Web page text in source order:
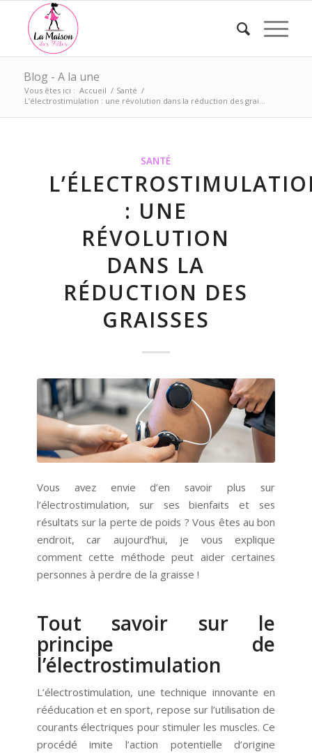
Blog - A la une
Vous êtes ici : Accueil / Santé /
L’électrostimulation : une révolution dans la réduction des grai...
SANTÉ
: UNE
RÉVOLUTION
DANS LA
RÉDUCTION DES
GRAISSES
Vous avez envie d’en savoir plus sur
l’électrostimulation, sur ses bienfaits et ses
résultats sur la perte de poids ? Vous êtes au bon
endroit, car aujourd’hui, je vous explique
comment cette méthode peut aider certaines
personnes à perdre de la graisse !
Tout savoir sur le
principe de
l’électrostimulation
L’électrostimulation, une technique innovante en
rééducation et en sport, repose sur l’utilisation de
courants électriques pour stimuler les muscles. Ce
procédé imite l’action potentielle d’origine